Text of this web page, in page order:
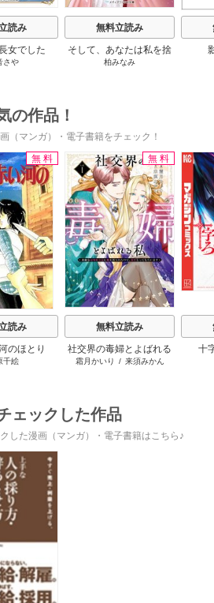
読み
女でした
さや
無料立読み
そして、あなたは私を捨
てる
柏みなみ
の作品！
（マンガ）・電子書籍をチェック！
無料
読み
のほとり
千絵
無料
無料立読み
社交界の毒婦とよばれる
私～素敵な辺境伯令息に
霜月かいり / 来須みかん
十
ェックした作品
した漫画（マンガ）・電子書籍はこちら♪